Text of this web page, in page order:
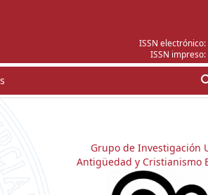
ISSN electrónico:
ISSN impreso:
Grupo de Investigación
Antigüedad y Cristianismo